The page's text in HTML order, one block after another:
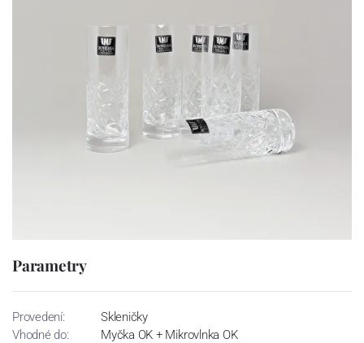
Parametry
Provedení:
Skleničky
Vhodné do:
Myčka OK + Mikrovlnka OK